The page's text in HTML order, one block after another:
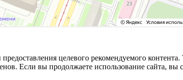
целевого рекомендуемого
Если вы продолжаете использование сайта, вы